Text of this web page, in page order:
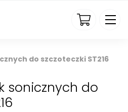
do szczoteczki ST216
sonicznych do